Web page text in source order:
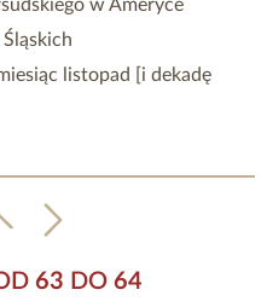
w Ameryce
listopad [i dekadę
63 DO 64